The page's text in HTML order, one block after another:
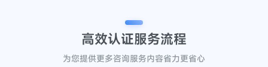
高效认证服务流程
为您提供更多咨询服务内容省力更省心